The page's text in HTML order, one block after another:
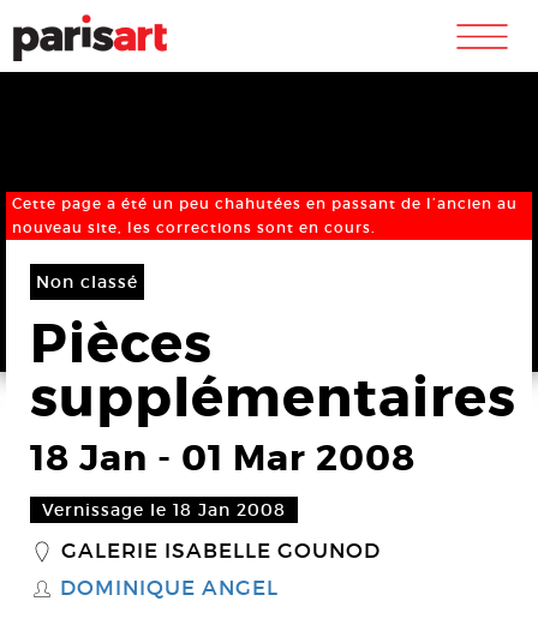
m
Cette page a été un peu chahutées en passant de l’ancien au
nouveau site, les corrections sont en cours.
Non classé
Pièces
supplémentaires
18 Jan - 01 Mar 2008
Vernissage le 18 Jan 2008
_ GALERIE ISABELLE GOUNOD
S DOMINIQUE ANGEL